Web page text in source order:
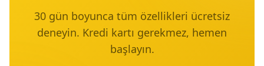
30 gün boyunca tüm özellikleri ücretsiz
deneyin. Kredi kartı gerekmez, hemen
başlayın.